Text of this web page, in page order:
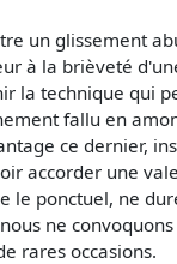
un glissement
à la brièveté
la technique qui
fallu en
ce dernier,
accorder une
le ponctuel, ne
ne
rares occasions.